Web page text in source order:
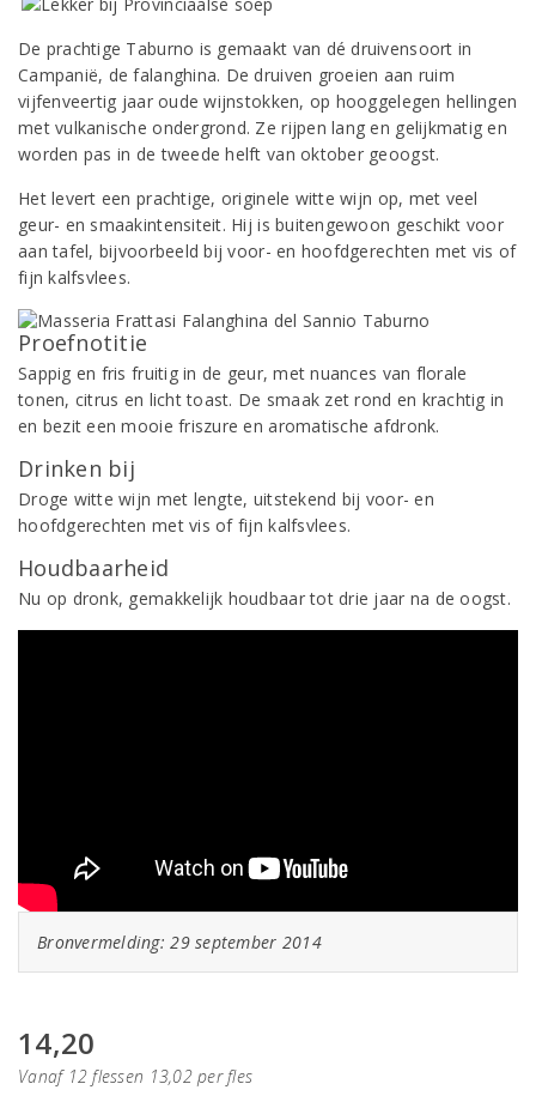
De prachtige Taburno is gemaakt van dé druivensoort in
Campanië, de falanghina. De druiven groeien aan ruim
vijfenveertig jaar oude wijnstokken, op hooggelegen hellingen
met vulkanische ondergrond. Ze rijpen lang en gelijkmatig en
worden pas in de tweede helft van oktober geoogst.
Het levert een prachtige, originele witte wijn op, met veel
geur- en smaakintensiteit. Hij is buitengewoon geschikt voor
aan tafel, bijvoorbeeld bij voor- en hoofdgerechten met vis of
fijn kalfsvlees.
Proefnotitie
Sappig en fris fruitig in de geur, met nuances van florale
tonen, citrus en licht toast. De smaak zet rond en krachtig in
en bezit een mooie friszure en aromatische afdronk.
Drinken bij
Droge witte wijn met lengte, uitstekend bij voor- en
hoofdgerechten met vis of fijn kalfsvlees.
Houdbaarheid
Nu op dronk, gemakkelijk houdbaar tot drie jaar na de oogst.
Bronvermelding: 29 september 2014
14,20
Vanaf 12 flessen 13,02 per fles